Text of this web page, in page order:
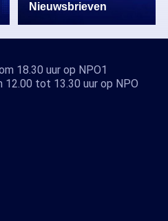
Nieuwsbrieven
18.30 uur op NPO1
12.00 tot 13.30 uur op NPO